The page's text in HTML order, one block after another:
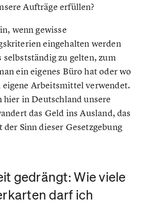
Aufträge erfüllen?
wenn gewisse
eingehalten werden
selbstständig zu gelten, zum
ein eigenes Büro hat oder wo
Arbeitsmittel verwendet.
hier in Deutschland unsere
das Geld ins Ausland, das
der Sinn dieser Gesetzgebung
gedrängt: Wie viele
darf ich